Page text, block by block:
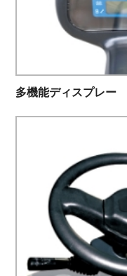
多機能ディスプレー